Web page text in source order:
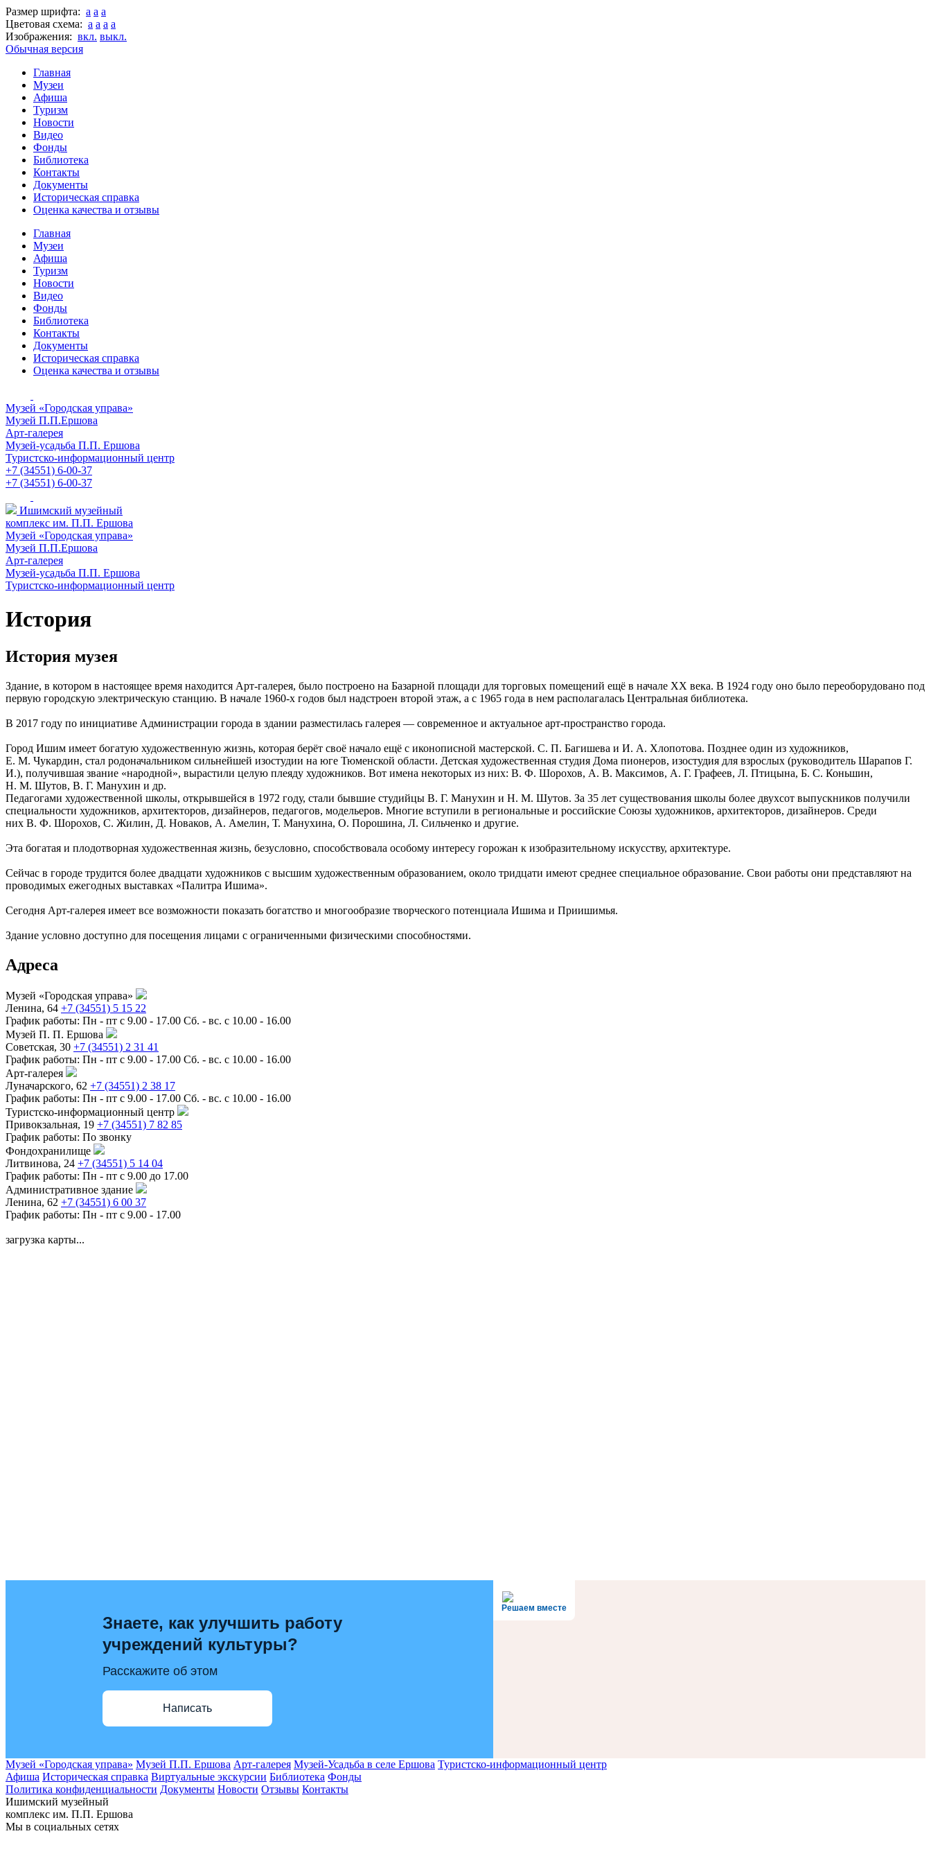
Размер шрифта: a a a
Цветовая схема: a a a a
Изображения: вкл. выкл.
Обычная версия
Главная
Музеи
Афиша
Туризм
Новости
Видео
Фонды
Библиотека
Контакты
Документы
Историческая справка
Оценка качества и отзывы
Главная
Музеи
Афиша
Туризм
Новости
Видео
Фонды
Библиотека
Контакты
Документы
Историческая справка
Оценка качества и отзывы
Музей «Городская управа»
Музей П.П.Ершова
Арт-галерея
Музей-усадьба П.П. Ершова
Туристско-информационный центр
+7 (34551) 6-00-37
+7 (34551) 6-00-37
Ишимский музейный
комплекс им. П.П. Ершова
Музей «Городская управа»
Музей П.П.Ершова
Арт-галерея
Музей-усадьба П.П. Ершова
Туристско-информационный центр
История
История музея
Здание, в котором в настоящее время находится Арт-галерея, было построено на Базарной площади для торговых помещений ещё в начале ХХ века. В 1924 году оно было переоборудовано под
первую городскую электрическую станцию. В начале 1960-х годов был надстроен второй этаж, а с 1965 года в нем располагалась Центральная библиотека.
В 2017 году по инициативе Администрации города в здании разместилась галерея — современное и актуальное арт-пространство города.
Город Ишим имеет богатую художественную жизнь, которая берёт своё начало ещё с иконописной мастерской. С. П. Багишева и И. А. Хлопотова. Позднее один из художников,
Е. М. Чукардин, стал родоначальником сильнейшей изостудии на юге Тюменской области. Детская художественная студия Дома пионеров, изостудия для взрослых (руководитель Шарапов Г.
И.), получившая звание «народной», вырастили целую плеяду художников. Вот имена некоторых из них: В. Ф. Шорохов, А. В. Максимов, А. Г. Графеев, Л. Птицына, Б. С. Коньшин,
Н. М. Шутов, В. Г. Манухин и др.
Педагогами художественной школы, открывшейся в 1972 году, стали бывшие студийцы В. Г. Манухин и Н. М. Шутов. За 35 лет существования школы более двухсот выпускников получили
специальности художников, архитекторов, дизайнеров, педагогов, модельеров. Многие вступили в региональные и российские Союзы художников, архитекторов, дизайнеров. Среди
них В. Ф. Шорохов, С. Жилин, Д. Новаков, А. Амелин, Т. Манухина, О. Порошина, Л. Сильченко и другие.
Эта богатая и плодотворная художественная жизнь, безусловно, способствовала особому интересу горожан к изобразительному искусству, архитектуре.
Сейчас в городе трудится более двадцати художников с высшим художественным образованием, около тридцати имеют среднее специальное образование. Свои работы они представляют на
проводимых ежегодных выставках «Палитра Ишима».
Сегодня Арт-галерея имеет все возможности показать богатство и многообразие творческого потенциала Ишима и Приишимья.
Здание условно доступно для посещения лицами с ограниченными физическими способностями.
Адреса
Музей «Городская управа»
Ленина, 64 +7 (34551) 5 15 22
График работы: Пн - пт с 9.00 - 17.00 Сб. - вс. с 10.00 - 16.00
Музей П. П. Ершова
Советская, 30 +7 (34551) 2 31 41
График работы: Пн - пт с 9.00 - 17.00 Сб. - вс. с 10.00 - 16.00
Арт-галерея
Луначарского, 62 +7 (34551) 2 38 17
График работы: Пн - пт с 9.00 - 17.00 Сб. - вс. с 10.00 - 16.00
Туристско-информационный центр
Привокзальная, 19 +7 (34551) 7 82 85
График работы: По звонку
Фондохранилище
Литвинова, 24 +7 (34551) 5 14 04
График работы: Пн - пт с 9.00 до 17.00
Административное здание
Ленина, 62 +7 (34551) 6 00 37
График работы: Пн - пт с 9.00 - 17.00
загрузка карты...
Решаем вместе
Знаете, как улучшить работу
учреждений культуры?
Расскажите об этом
Написать
Музей «Городская управа» Музей П.П. Ершова Арт-галерея Музей-Усадьба в селе Ершова Туристско-информационный центр
Афиша Историческая справка Виртуальные экскурсии Библиотека Фонды
Политика конфиденциальности Документы Новости Отзывы Контакты
Ишимский музейный
комплекс им. П.П. Ершова
Мы в социальных сетях